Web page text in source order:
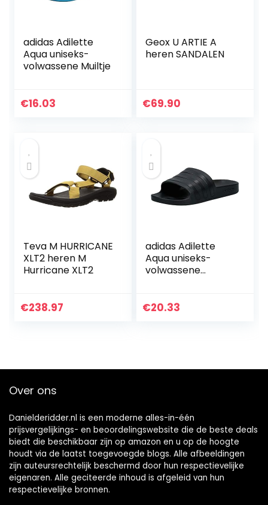
adidas Adilette
Aqua uniseks-
volwassene Muiltje
€16.03
Geox U ARTIE A
heren SANDALEN
€69.90
Teva M HURRICANE
XLT2 heren M
Hurricane XLT2
€238.97
adidas Adilette
Aqua uniseks-
volwassene
€20.33
Over ons
Danielderidder.nl is een moderne alles-in-één
prijsvergelijkings- en beoordelingswebsite die de beste deals
biedt die beschikbaar zijn op amazon en u op de hoogte
houdt via de laatst toegevoegde blogs. Alle afbeeldingen
zijn auteursrechtelijk beschermd door hun respectievelijke
eigenaren. Alle geciteerde inhoud is afgeleid van hun
respectievelijke bronnen.